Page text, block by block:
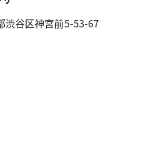
谷区神宮前5-53-67